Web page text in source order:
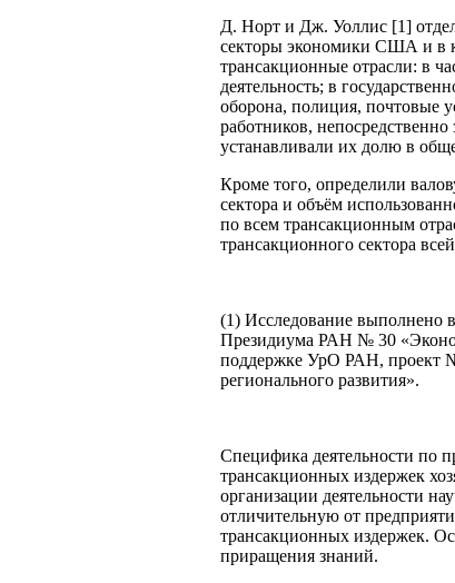
Д. Норт и Дж. Уоллис [1]
секторы экономики США и в
трансакционные отрасли: в
деятельность; в
оборона, полиция, почтовые
работников,
устанавливали их долю в
Кроме того, определили
сектора и объём
по всем трансакционным
трансакционного сектора
(1) Исследование выполнено
Президиума РАН № 30
поддержке УрО РАН, проект
регионального развития».
Специфика деятельности по
трансакционных издержек
организации деятельности
отличительную от
трансакционных издержек.
приращения знаний.